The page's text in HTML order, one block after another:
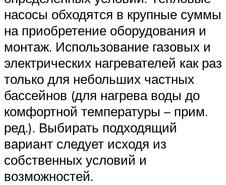
насосы обходятся в крупные суммы
на приобретение оборудования и
монтаж. Использование газовых и
электрических нагревателей как раз
только для небольших частных
бассейнов (для нагрева воды до
комфортной температуры – прим.
ред.). Выбирать подходящий
вариант следует исходя из
собственных условий и
возможностей.